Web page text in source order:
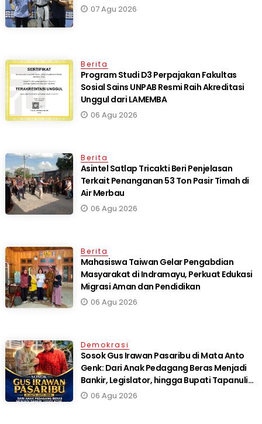
07 Agu 2026
Berita
Program Studi D3 Perpajakan Fakultas
Sosial Sains UNPAB Resmi Raih Akreditasi
Unggul dari LAMEMBA
06 Agu 2026
Berita
Asintel Satlap Tricakti Beri Penjelasan
Terkait Penanganan 53 Ton Pasir Timah di
Air Merbau
06 Agu 2026
Berita
Mahasiswa Taiwan Gelar Pengabdian
Masyarakat di Indramayu, Perkuat Edukasi
Migrasi Aman dan Pendidikan
06 Agu 2026
Demokrasi
Sosok Gus Irawan Pasaribu di Mata Anto
Genk: Dari Anak Pedagang Beras Menjadi
Bankir, Legislator, hingga Bupati Tapanuli
Selatan
06 Agu 2026